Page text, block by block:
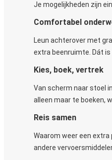
Je mogelijkheden zijn
Comfortabel
Leun achterover met
extra beenruimte. Dát is
Kies, boek, vertrek
Van scherm naar stoel
alleen maar te boeken,
Reis samen
Waarom weer een extra
andere